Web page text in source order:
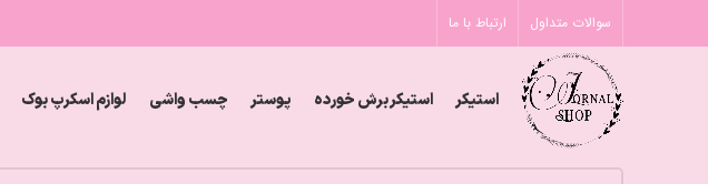
سوالات متداول ارتباط با ما
استیکر استیکر برش خورده پوستر چسب واشی لوازم اسکرپ بوک